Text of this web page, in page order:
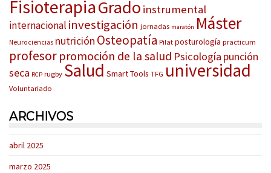
FisioterapiaGrado instrumental
internacional investigación jornadas maratón Máster
Neurociencias nutrición Osteopatía Pilat posturología practicum
profesor promoción de la salud Psicología punción
seca RCP rugby Salud Smart Tools TFG universidad
Voluntariado
ARCHIVOS
abril 2025
marzo 2025